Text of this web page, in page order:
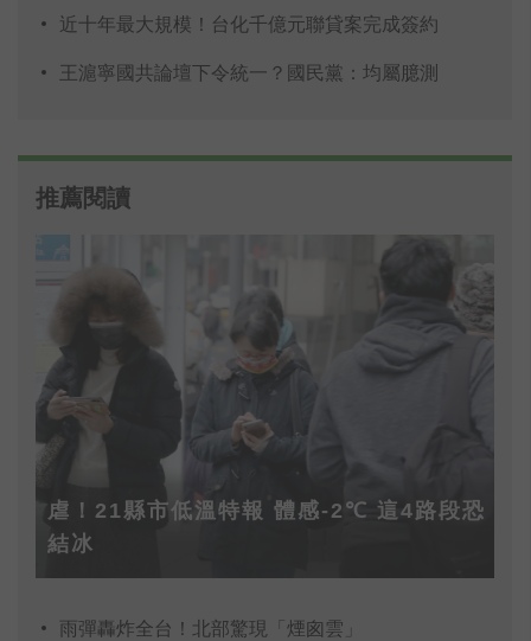
近十年最大規模！台化千億元聯貸案完成簽約
王滬寧國共論壇下令統一？國民黨：均屬臆測
推薦閱讀
虐！21縣市低溫特報 體感-2℃ 這4路段恐
結冰
雨彈轟炸全台！北部驚現「煙囪雲」